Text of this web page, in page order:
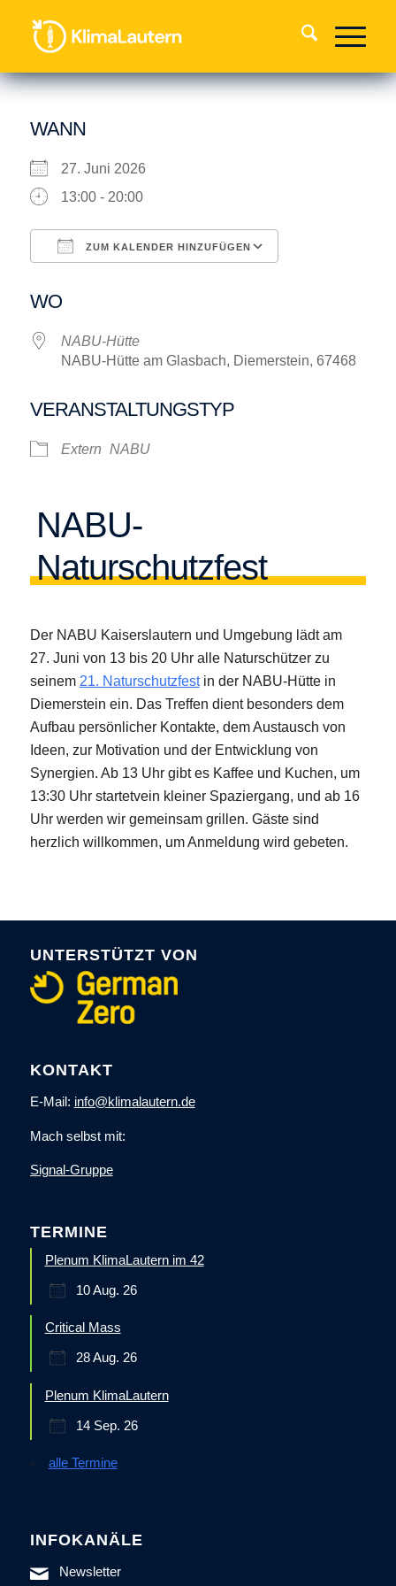
WANN
27. Juni 2026
13:00 - 20:00
ZUM KALENDER HINZUFÜGEN
WO
NABU-Hütte
NABU-Hütte am Glasbach, Diemerstein, 67468
VERANSTALTUNGSTYP
Extern NABU
NABU-
Naturschutzfest
Der NABU Kaiserslautern und Umgebung lädt am
27. Juni von 13 bis 20 Uhr alle Naturschützer zu
seinem 21. Naturschutzfestin der NABU-Hütte in
Diemerstein ein. Das Treffen dient besonders dem
Aufbau persönlicher Kontakte, dem Austausch von
Ideen, zur Motivation und der Entwicklung von
Synergien. Ab 13 Uhr gibt es Kaffee und Kuchen, um
13:30 Uhr startetvein kleiner Spaziergang, und ab 16
Uhr werden wir gemeinsam grillen. Gäste sind
herzlich willkommen, um Anmeldung wird gebeten.
UNTERSTÜTZT VON
KONTAKT
E-Mail: info@klimalautern.de
Mach selbst mit:
Signal-Gruppe
TERMINE
Plenum KlimaLautern im 42
10 Aug. 26
Critical Mass
28 Aug. 26
Plenum KlimaLautern
14 Sep. 26
alle Termine
INFOKANÄLE
Newsletter